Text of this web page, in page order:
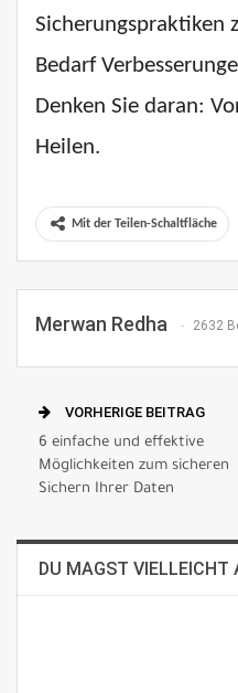
Sicherungspraktiken
Bedarf
Denken Sie daran:
Heilen.
Mit der Teilen-Schaltfläche
Merwan Redha 2632
VORHERIGE BEITRAG
6 einfache und effektive
Möglichkeiten zum sicheren
Sichern Ihrer Daten
DU MAGST VIELLEICHT